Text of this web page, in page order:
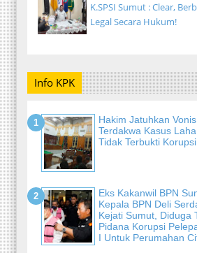
K.SPSI Sumut : Clear,
Legal Secara Hukum!
Info KPK
Hakim Jatuhkan
Terdakwa Kasus
Tidak Terbukti Korupsi
Eks Kakanwil BPN
Kepala BPN Deli
Kejati Sumut, Diduga
Pidana Korupsi
I Untuk Perumahan